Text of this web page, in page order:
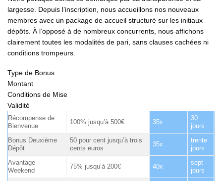
largesse. Depuis l’inscription, nous accueillons nos nouveaux
membres avec un package de accueil structuré sur les initiaux
dépôts. À l’opposé à de nombreux concurrents, nous affichons
clairement toutes les modalités de pari, sans clauses cachées ni
conditions trompeurs.
Type de Bonus
Montant
Conditions de Mise
Validité
Récompense de
Bienvenue
100% jusqu’à 500€ 35x
30
jours
Bonus Deuxième
Dépôt
50 pour cent jusqu’à trois
cents euros
35x
trente
jours
Avantage
Weekend
75% jusqu’à 200€ 40x
sept
jours